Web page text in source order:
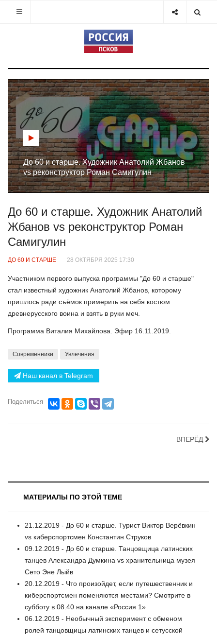
До 60 и старше. Художник Анатолий Жбанов
vs реконструктор Роман Самигулин
До 60 и старше. Художник Анатолий
Жбанов vs реконструктор Роман
Самигулин
ДО 60 И СТАРШЕ 28 ОКТЯБРЯ 2025 17:30
Участником первого выпуска программы "До 60 и старше"
стал известный художник Анатолий Жбанов, которому
пришлось ради съёмок примерить на себя костюм
древнерусского воина и взять в руки меч.
Программа Виталия Михайлова. Эфир 16.11.2019.
Современники Увлечения
Наш канал в Telegram
Поделиться
ВПЕРЁД
МАТЕРИАЛЫ ПО ЭТОЙ ТЕМЕ
21.12.2019 - До 60 и старше. Турист Виктор Верёвкин
vs киберспортсмен Константин Струков
09.12.2019 - До 60 и старше. Танцовщица латинских
танцев Александра Думкина vs хранительница музея
Сето Эне Лыйв
20.12.2019 - Что произойдет, если путешественник и
киберспортсмен поменяются местами? Смотрите в
субботу в 08.40 на канале «Россия 1»
06.12.2019 - Необычный эксперимент с обменом
ролей танцовщицы латинских танцев и сетусской